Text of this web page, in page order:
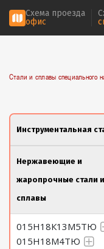
Схема проезда
офис
Стали и сплавы специального
Инструментальная
Нержавеющие и
жаропрочные стали и
сплавы
015Н18К13М5ТЮ
015Н18М4ТЮ